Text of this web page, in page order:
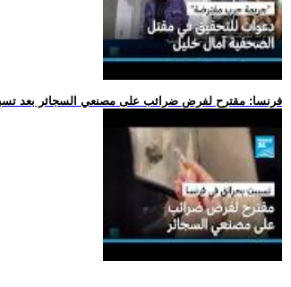
.. فرنسا: مقترح لفرض ضرائب على مصنعي السجائر بعد